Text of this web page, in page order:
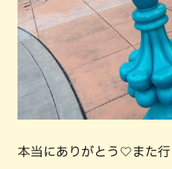
本当にありがとう♡また行